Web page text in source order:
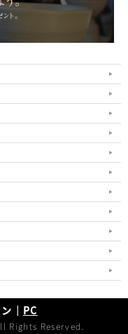
｜ PC
Reserved.